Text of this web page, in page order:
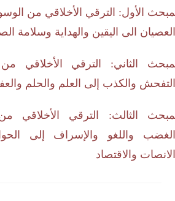
الأول: الترقي الأخلاقي من
الى اليقين والهداية وسلامة
الثاني: الترقي الأخلاقي من
والكذب إلى العلم والحلم
الثالث: الترقي الأخلاقي
واللغو والإسراف إلى الحوار
والاقتصاد